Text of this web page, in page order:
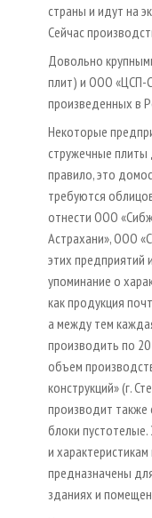
страны и идут на
Сейчас
Довольно
плит) и ООО «ЦСП-
произведенных в
Некоторые
стружечные плиты
правило, это
требуются
отнести ООО
Астрахани», ООО
этих предприятий
упоминание о
как продукция
а между тем
производить по
объем
конструкций» (г.
производит
блоки
и
предназначены
зданиях и